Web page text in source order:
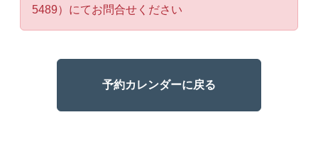
5489）にてお問合せください
予約カレンダーに戻る